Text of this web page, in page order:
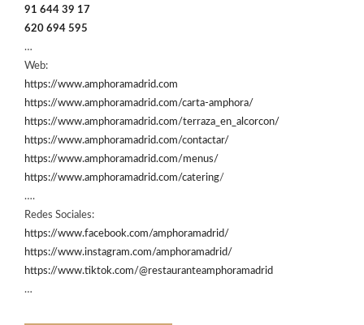
91 644 39 17
620 694 595
…
Web:
https://www.amphoramadrid.com
https://www.amphoramadrid.com/carta-amphora/
https://www.amphoramadrid.com/terraza_en_alcorcon/
https://www.amphoramadrid.com/contactar/
https://www.amphoramadrid.com/menus/
https://www.amphoramadrid.com/catering/
….
Redes Sociales:
https://www.facebook.com/amphoramadrid/
https://www.instagram.com/amphoramadrid/
https://www.tiktok.com/@restauranteamphoramadrid
…